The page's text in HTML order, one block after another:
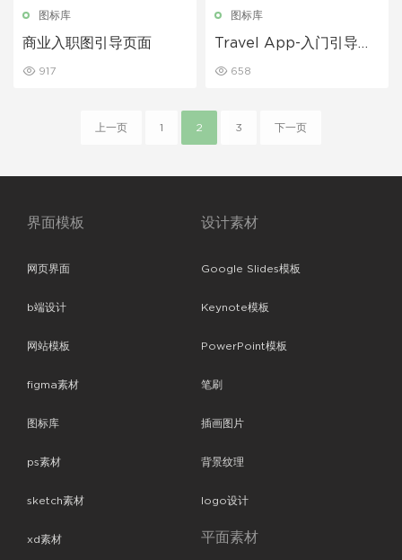
图标库
商业入职图引导页面
917
图标库
Travel App-入门引导页
658
上一页 1 2 3 下一页
界面模板
网页界面
b端设计
网站模板
figma素材
图标库
ps素材
sketch素材
xd素材
设计素材
Google Slides模板
Keynote模板
PowerPoint模板
笔刷
插画图片
背景纹理
logo设计
平面素材